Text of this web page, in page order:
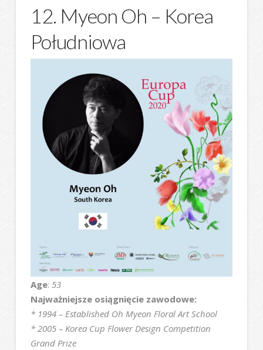
12. Myeon Oh – Korea
Południowa
Age: 53
Najważniejsze osiągnięcie zawodowe:
* 1994 – Established Oh Myeon Floral Art School
* 2005 – Korea Cup Flower Design Competition
Grand Prize